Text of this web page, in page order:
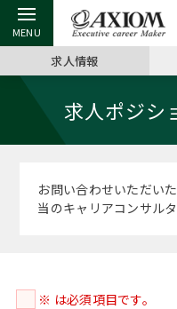
戻る
アクシアムの特長
サービス案内
戻る
キャリア支援 TOP
キャリアデザイン講座
（最新求人市場動向）
MBAの転職事例
戻る
転職ツール TOP
英文レジュメの書き方
戻る
転職コラム TOP
“展”職相談室
戻る
イベント・セミナー TOP
ジョブフェア
戻る
会社概要 TOP
沿革
求人情報
求人ポジシ
お問い合わせいただい
当のキャリアコンサル
※ は必須項目です。